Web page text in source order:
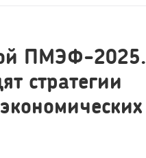
ПМЭФ-2025.
стратегии